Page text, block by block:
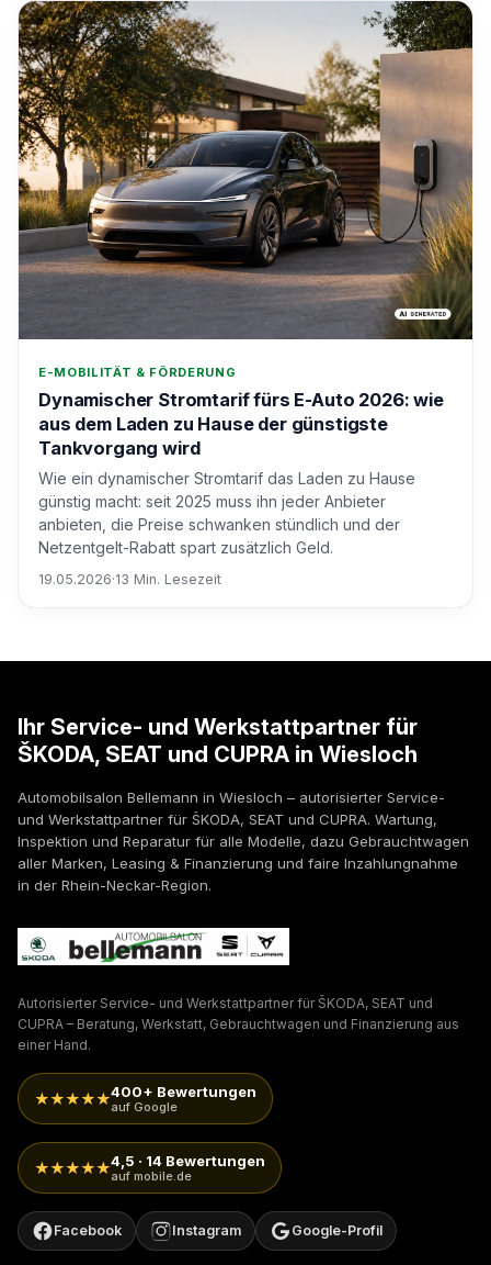
E-MOBILITÄT & FÖRDERUNG
Dynamischer Stromtarif fürs E-Auto 2026: wie
aus dem Laden zu Hause der günstigste
Tankvorgang wird
Wie ein dynamischer Stromtarif das Laden zu Hause
günstig macht: seit 2025 muss ihn jeder Anbieter
anbieten, die Preise schwanken stündlich und der
Netzentgelt-Rabatt spart zusätzlich Geld.
19.05.2026·13 Min. Lesezeit
Ihr Service- und Werkstattpartner für
ŠKODA, SEAT und CUPRA in Wiesloch
Automobilsalon Bellemann in Wiesloch – autorisierter Service-
und Werkstattpartner für ŠKODA, SEAT und CUPRA. Wartung,
Inspektion und Reparatur für alle Modelle, dazu Gebrauchtwagen
aller Marken, Leasing & Finanzierung und faire Inzahlungnahme
in der Rhein-Neckar-Region.
Autorisierter Service- und Werkstattpartner für ŠKODA, SEAT und
CUPRA – Beratung, Werkstatt, Gebrauchtwagen und Finanzierung aus
einer Hand.
★★★★★400+ Bewertungen
auf Google
★★★★★4,5 · 14 Bewertungen
auf mobile.de
Facebook Instagram Google-Profil